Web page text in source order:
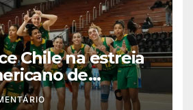
Chile na estreia
de